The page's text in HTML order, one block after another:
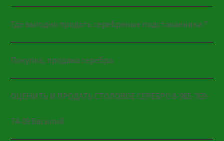
Где выгодно продать серебряные подстаканники ?
Покупка, продажа серебра.
ОЦЕНИТЬ И ПРОДАТЬ СТОЛОВОЕ СЕРЕБРО 8-985-769-
74-09 Василий